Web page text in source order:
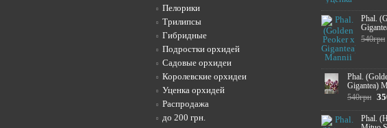
Пелорики
Трилипсы
Гибридные
Подростки орхидей
Садовые орхидеи
Королевские орхидеи
Уценка орхидей
Распродажа
до 200 грн.
Phal.
540грн
Phal.
Gigantea)
540грн
Phal.